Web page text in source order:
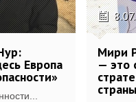
Европа
Мири
— это